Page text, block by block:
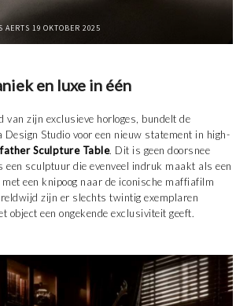
AERTS 19 OKTOBER 2025
en luxe in één
van zijn exclusieve horloges, bundelt de
Studio voor een nieuw statement in high-
Sculpture Table. Dit is geen doorsnee
sculptuur die evenveel indruk maakt als een
een knipoog naar de iconische maffiafilm
zijn er slechts twintig exemplaren
object een ongekende exclusiviteit geeft.